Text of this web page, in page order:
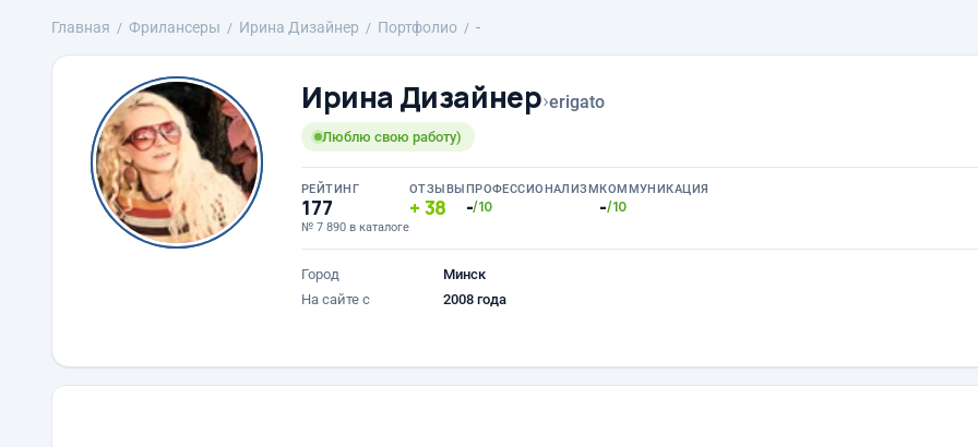
Главная Фрилансеры Ирина Дизайнер Портфолио -
Ирина Дизайнер›erigato
Люблю свою работу)
РЕЙТИНГ
177
№ 7 890 в каталоге
ОТЗЫВЫ
38
ПРОФЕССИОНАЛИЗМ
-/10
КОММУНИКАЦИЯ
-/10
Город
Минск
На сайте с
2008 года